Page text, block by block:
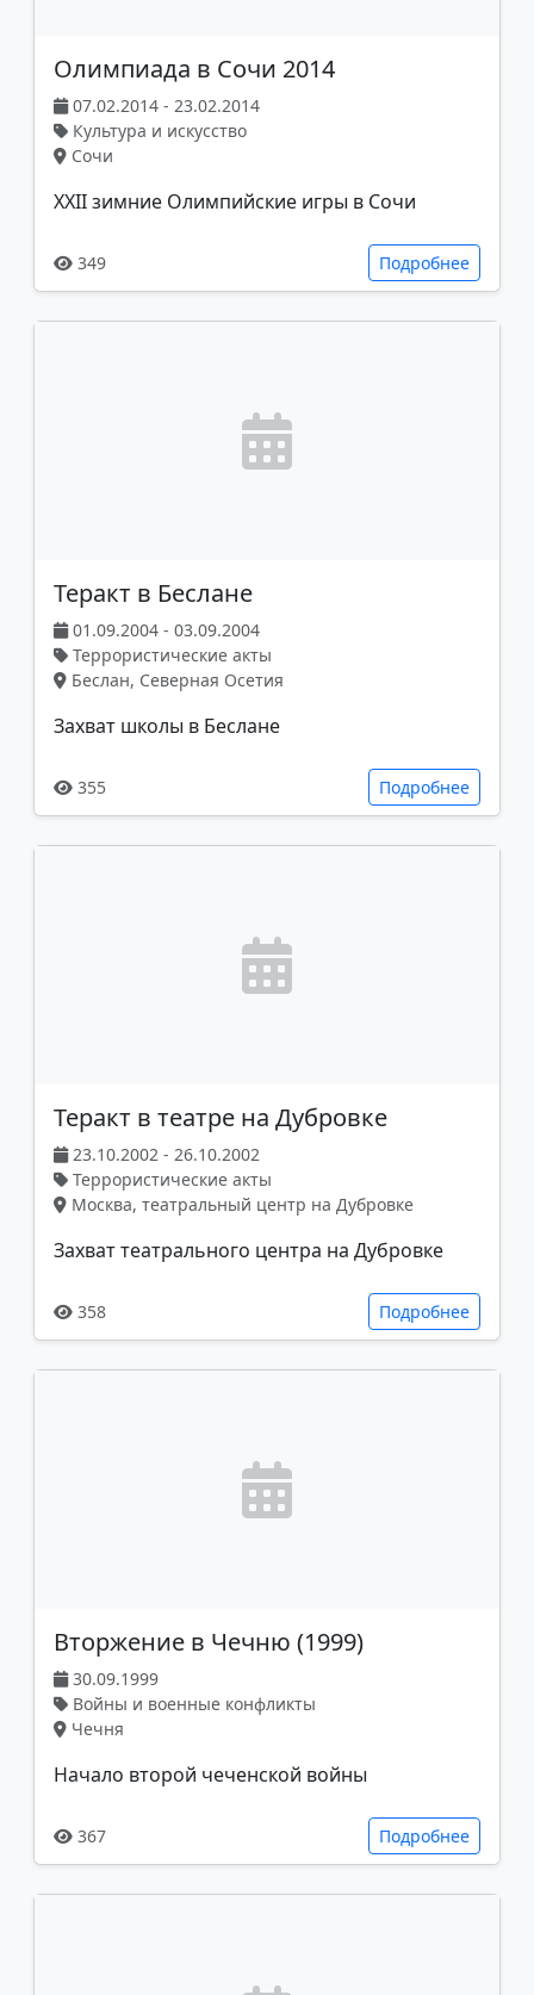
Олимпиада в Сочи 2014
07.02.2014 - 23.02.2014
Культура и искусство
Сочи
XXII зимние Олимпийские игры в Сочи
349 Подробнее
Теракт в Беслане
01.09.2004 - 03.09.2004
Террористические акты
Беслан, Северная Осетия
Захват школы в Беслане
355 Подробнее
Теракт в театре на Дубровке
23.10.2002 - 26.10.2002
Террористические акты
Москва, театральный центр на Дубровке
Захват театрального центра на Дубровке
358 Подробнее
Вторжение в Чечню (1999)
30.09.1999
Войны и военные конфликты
Чечня
Начало второй чеченской войны
367 Подробнее